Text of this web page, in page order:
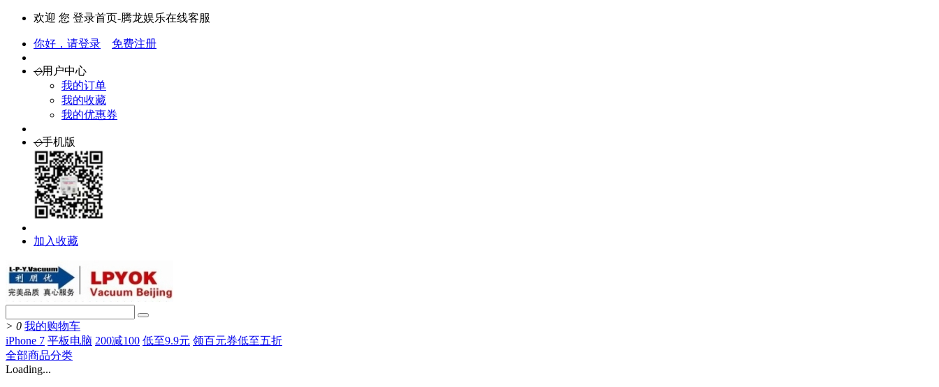
欢迎 您 登录首页-腾龙娱乐在线客服
你好，请登录 免费注册
◇用户中心
我的订单
我的收藏
我的优惠券
◇手机版
加入收藏
> 0 我的购物车
iPhone 7 平板电脑 200减100 低至9.9元 领百元券低至五折
全部商品分类
Loading...